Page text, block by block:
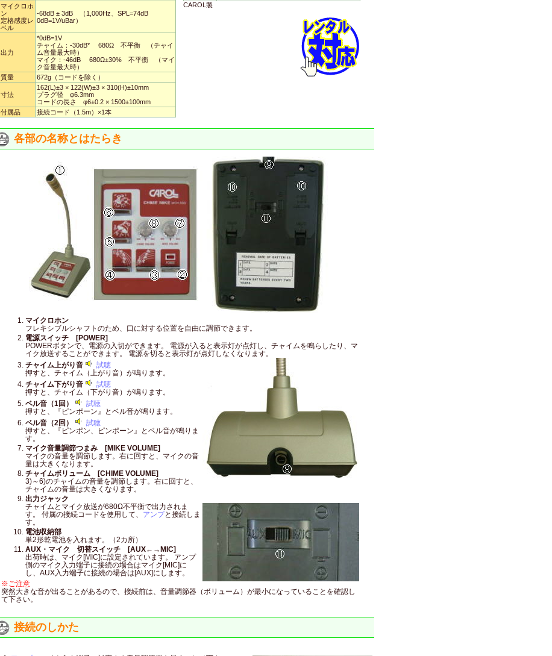
マイクロホ
ン
定格感度レ
ベル
-68dB ± 3dB （1,000Hz、SPL=74dB
0dB=1V/uBar）
出力
*0dB=1V
チャイム：-30dB* 680Ω 不平衡 （チャイ
ム音量最大時）
マイク：-46dB 680Ω±30% 不平衡 （マイ
ク音量最大時）
質量
672g（コードを除く）
寸法
162(L)±3 × 122(W)±3 × 310(H)±10mm
プラグ径 φ6.3mm
コードの長さ φ6±0.2 × 1500±100mm
付属品
接続コード（1.5m）×1本
CAROL製
各部の名称とはたらき
マイクロホン
フレキシブルシャフトのため、口に対する位置を自由に調節できます。
電源スイッチ [POWER]
POWERボタンで、電源の入切ができます。 電源が入ると表示灯が点灯し、チャイムを鳴らしたり、マ
イク放送することができます。 電源を切ると表示灯が点灯しなくなります。
チャイム上がり音
試聴
押すと、チャイム（上がり音）が鳴ります。
チャイム下がり音
試聴
押すと、チャイム（下がり音）が鳴ります。
ベル音（1回）
試聴
押すと、『ピンポーン』とベル音が鳴ります。
ベル音（2回）
試聴
押すと、『ピンポン、ピンポーン』とベル音が鳴りま
す。
マイク音量調節つまみ [MIKE VOLUME]
マイクの音量を調節します。右に回すと、マイクの音
量は大きくなります。
チャイムボリューム [CHIME VOLUME]
3)～6)のチャイムの音量を調節します。右に回すと、
チャイムの音量は大きくなります。
出力ジャック
チャイムとマイク放送が680Ω不平衡で出力されま
す。 付属の接続コードを使用して、
アンプと接続しま
す。
電池収納部
単2形乾電池を入れます。（2カ所）
AUX・マイク 切替スイッチ [AUX←→MIC]
出荷時は、マイク[MIC]に設定されています。 アンプ
側のマイク入力端子に接続の場合はマイク[MIC]に
し、AUX入力端子に接続の場合は[AUX]にします。
※ご注意
突然大きな音が出ることがあるので、接続前は、音量調節器（ボリューム）が最小になっていることを確認し
て下さい。
接続のしかた